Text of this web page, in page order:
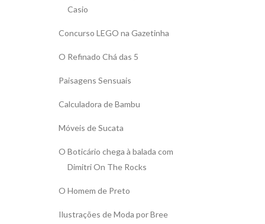
Casio
Concurso LEGO na Gazetinha
O Refinado Chá das 5
Paisagens Sensuais
Calculadora de Bambu
Móveis de Sucata
O Boticário chega à balada com
Dimitri On The Rocks
O Homem de Preto
Ilustrações de Moda por Bree